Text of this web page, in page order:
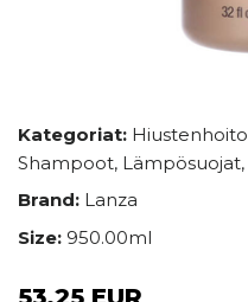
Kategoriat: Hiustenhoito
Shampoot, Lämpösuojat,
Brand: Lanza
Size: 950.00ml